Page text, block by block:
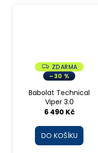
Z
D
A
M
A
ZDARMA
–30 %
Babolat Technical
Viper 3.0
6 490 Kč
DO KOŠÍKU